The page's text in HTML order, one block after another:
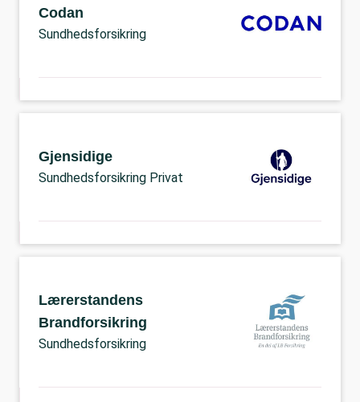
Codan
Sundhedsforsikring
Gjensidige
Sundhedsforsikring Privat
Lærerstandens
Brandforsikring
Sundhedsforsikring